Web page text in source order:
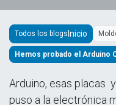
Todos los blogs
Hemos probado el Arduino
Arduino, esas placas
puso a la electrónica